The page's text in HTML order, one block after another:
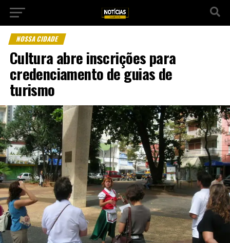
NOSSA CIDADE
Cultura abre inscrições para
credenciamento de guias de
turismo